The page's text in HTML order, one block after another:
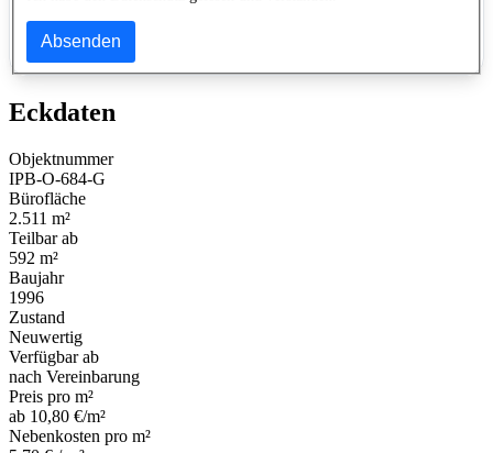
Absenden
Eckdaten
Objektnummer
IPB-O-684-G
Bürofläche
2.511 m²
Teilbar ab
592 m²
Baujahr
1996
Zustand
Neuwertig
Verfügbar ab
nach Vereinbarung
Preis pro m²
ab 10,80 €/m²
Nebenkosten pro m²